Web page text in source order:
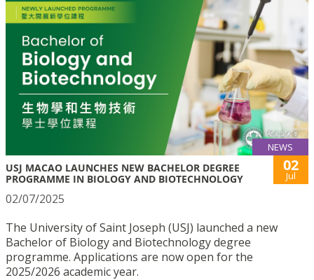
NEWS
USJ MACAO LAUNCHES NEW BACHELOR DEGREE
PROGRAMME IN BIOLOGY AND BIOTECHNOLOGY
02
Jul
02/07/2025
The University of Saint Joseph (USJ) launched a new
Bachelor of Biology and Biotechnology degree
programme. Applications are now open for the
2025/2026 academic year.